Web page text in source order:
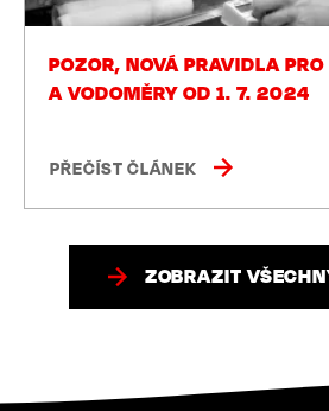
POZOR, NOVÁ PRAVIDLA
A VODOMĚRY OD 1. 7. 2024
PŘEČÍST ČLÁNEK
ZOBRAZIT